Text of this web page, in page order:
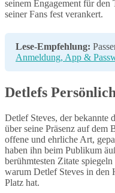
seinem Engagement für den
seiner Fans fest verankert.
Lese-Empfehlung:
Anmeldung, App &
Detlefs
Detlef Steves, der bekannte
über seine Präsenz auf dem
offene und ehrliche Art,
haben ihn beim Publikum
berühmtesten Zitate
warum Detlef Steves in den
Platz hat.